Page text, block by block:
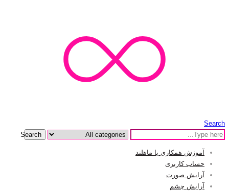
Search
Search
آموزش همکاری با ماهلند
حساب کاربری
آرایش صورت
آرایش چشم